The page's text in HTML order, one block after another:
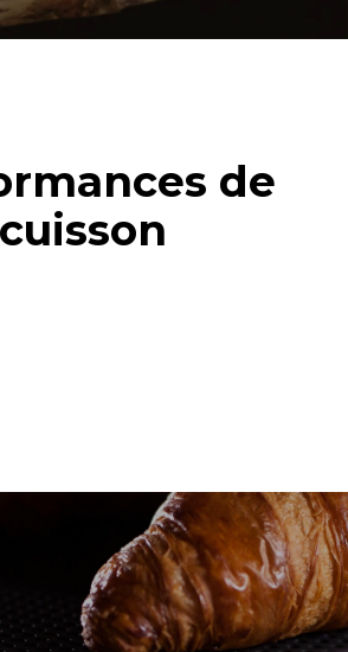
de
cuisson